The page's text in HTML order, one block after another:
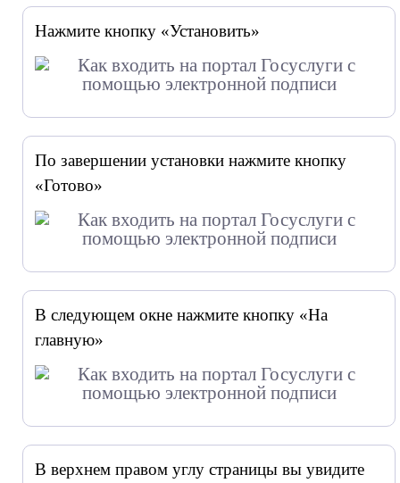
Нажмите кнопку «Установить»
По завершении установки нажмите кнопку
«Готово»
В следующем окне нажмите кнопку «На
главную»
В верхнем правом углу страницы вы увидите